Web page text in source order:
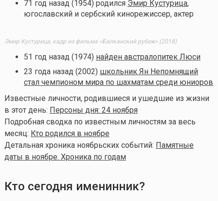
71 год назад (1954) родился Эмир Кустурица,
югославский и сербский кинорежиссер, актер
Эмир Кустурица, кадр из фильма «Балканский рубеж» (2018)
51 год назад (1974) найден австралопитек Люси
23 года назад (2002) школьник Ян Непомнящий
стал чемпионом мира по шахматам среди юниоров
Известные личности, родившиеся и ушедшие из жизни
в этот день: Персоны дня: 24 ноября
Подробная сводка по известным личностям за весь
месяц: Кто родился в ноябре
Детальная хроника ноябрьских событий: Памятные
даты в ноябре. Хроника по годам
Кто сегодня именинник?